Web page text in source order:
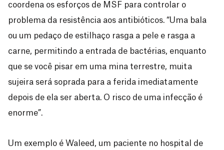
coordena os esforços de MSF para controlar o
problema da resistência aos antibióticos. “Uma bala
ou um pedaço de estilhaço rasga a pele e rasga a
carne, permitindo a entrada de bactérias, enquanto
que se você pisar em uma mina terrestre, muita
sujeira será soprada para a ferida imediatamente
depois de ela ser aberta. O risco de uma infecção é
enorme”.
Um exemplo é Waleed, um paciente no hospital de